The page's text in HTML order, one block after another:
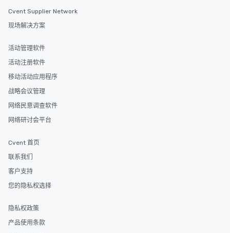
Cvent Supplier Network
现场解决方案
活动管理软件
活动注册软件
移动活动应用程序
战略会议管理
网络民意调查软件
网络研讨会平台
Cvent 首页
联系我们
客户支持
您的隐私权选择
隐私权政策
产品使用条款